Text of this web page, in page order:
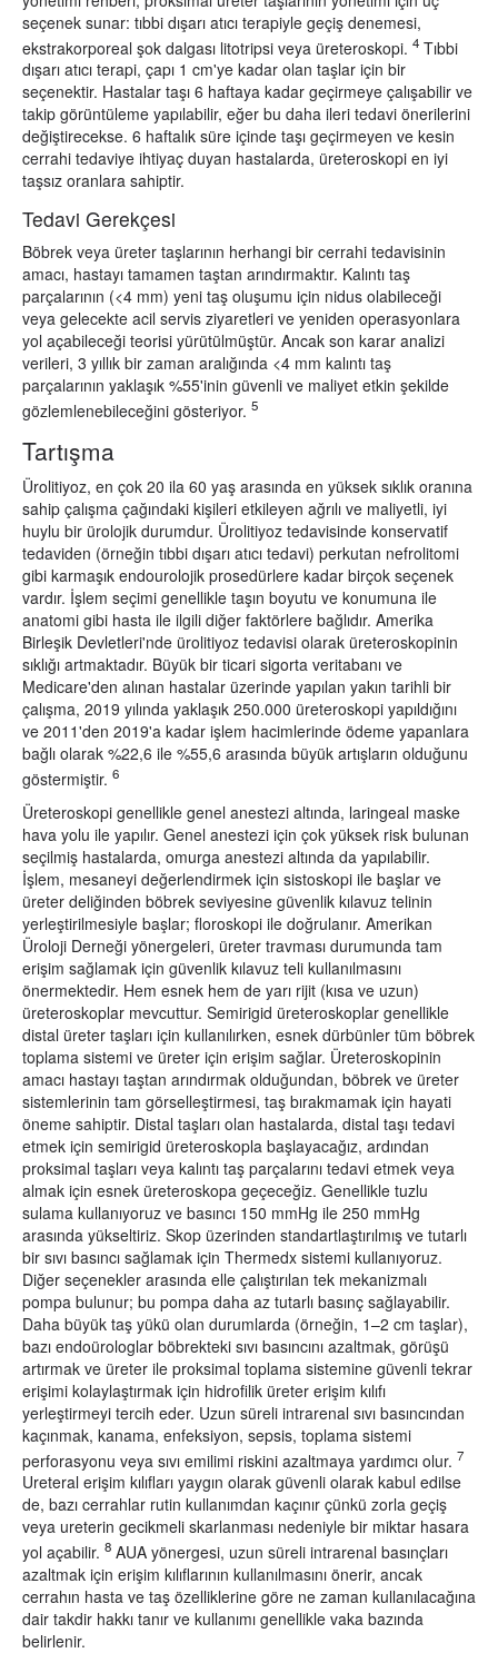
seçenek sunar: tıbbi dışarı atıcı terapiyle geçiş denemesi,
ekstrakorporeal şok dalgası litotripsi veya üreteroskopi. 4 Tıbbi
dışarı atıcı terapi, çapı 1 cm'ye kadar olan taşlar için bir
seçenektir. Hastalar taşı 6 haftaya kadar geçirmeye çalışabilir ve
takip görüntüleme yapılabilir, eğer bu daha ileri tedavi önerilerini
değiştirecekse. 6 haftalık süre içinde taşı geçirmeyen ve kesin
cerrahi tedaviye ihtiyaç duyan hastalarda, üreteroskopi en iyi
taşsız oranlara sahiptir.
Tedavi Gerekçesi
Böbrek veya üreter taşlarının herhangi bir cerrahi tedavisinin
amacı, hastayı tamamen taştan arındırmaktır. Kalıntı taş
parçalarının (<4 mm) yeni taş oluşumu için nidus olabileceği
veya gelecekte acil servis ziyaretleri ve yeniden operasyonlara
yol açabileceği teorisi yürütülmüştür. Ancak son karar analizi
verileri, 3 yıllık bir zaman aralığında <4 mm kalıntı taş
parçalarının yaklaşık %55'inin güvenli ve maliyet etkin şekilde
gözlemlenebileceğini gösteriyor. 5
Tartışma
Ürolitiyoz, en çok 20 ila 60 yaş arasında en yüksek sıklık oranına
sahip çalışma çağındaki kişileri etkileyen ağrılı ve maliyetli, iyi
huylu bir ürolojik durumdur. Ürolitiyoz tedavisinde konservatif
tedaviden (örneğin tıbbi dışarı atıcı tedavi) perkutan nefrolitomi
gibi karmaşık endourolojik prosedürlere kadar birçok seçenek
vardır. İşlem seçimi genellikle taşın boyutu ve konumuna ile
anatomi gibi hasta ile ilgili diğer faktörlere bağlıdır. Amerika
Birleşik Devletleri'nde ürolitiyoz tedavisi olarak üreteroskopinin
sıklığı artmaktadır. Büyük bir ticari sigorta veritabanı ve
Medicare'den alınan hastalar üzerinde yapılan yakın tarihli bir
çalışma, 2019 yılında yaklaşık 250.000 üreteroskopi yapıldığını
ve 2011'den 2019'a kadar işlem hacimlerinde ödeme yapanlara
bağlı olarak %22,6 ile %55,6 arasında büyük artışların olduğunu
göstermiştir. 6
Üreteroskopi genellikle genel anestezi altında, laringeal maske
hava yolu ile yapılır. Genel anestezi için çok yüksek risk bulunan
seçilmiş hastalarda, omurga anestezi altında da yapılabilir.
İşlem, mesaneyi değerlendirmek için sistoskopi ile başlar ve
üreter deliğinden böbrek seviyesine güvenlik kılavuz telinin
yerleştirilmesiyle başlar; floroskopi ile doğrulanır. Amerikan
Üroloji Derneği yönergeleri, üreter travması durumunda tam
erişim sağlamak için güvenlik kılavuz teli kullanılmasını
önermektedir. Hem esnek hem de yarı rijit (kısa ve uzun)
üreteroskoplar mevcuttur. Semirigid üreteroskoplar genellikle
distal üreter taşları için kullanılırken, esnek dürbünler tüm böbrek
toplama sistemi ve üreter için erişim sağlar. Üreteroskopinin
amacı hastayı taştan arındırmak olduğundan, böbrek ve üreter
sistemlerinin tam görselleştirmesi, taş bırakmamak için hayati
öneme sahiptir. Distal taşları olan hastalarda, distal taşı tedavi
etmek için semirigid üreteroskopla başlayacağız, ardından
proksimal taşları veya kalıntı taş parçalarını tedavi etmek veya
almak için esnek üreteroskopa geçeceğiz. Genellikle tuzlu
sulama kullanıyoruz ve basıncı 150 mmHg ile 250 mmHg
arasında yükseltiriz. Skop üzerinden standartlaştırılmış ve tutarlı
bir sıvı basıncı sağlamak için Thermedx sistemi kullanıyoruz.
Diğer seçenekler arasında elle çalıştırılan tek mekanizmalı
pompa bulunur; bu pompa daha az tutarlı basınç sağlayabilir.
Daha büyük taş yükü olan durumlarda (örneğin, 1–2 cm taşlar),
bazı endoürologlar böbrekteki sıvı basıncını azaltmak, görüşü
artırmak ve üreter ile proksimal toplama sistemine güvenli tekrar
erişimi kolaylaştırmak için hidrofilik üreter erişim kılıfı
yerleştirmeyi tercih eder. Uzun süreli intrarenal sıvı basıncından
kaçınmak, kanama, enfeksiyon, sepsis, toplama sistemi
perforasyonu veya sıvı emilimi riskini azaltmaya yardımcı olur. 7
Ureteral erişim kılıfları yaygın olarak güvenli olarak kabul edilse
de, bazı cerrahlar rutin kullanımdan kaçınır çünkü zorla geçiş
veya ureterin gecikmeli skarlanması nedeniyle bir miktar hasara
yol açabilir. 8 AUA yönergesi, uzun süreli intrarenal basınçları
azaltmak için erişim kılıflarının kullanılmasını önerir, ancak
cerrahın hasta ve taş özelliklerine göre ne zaman kullanılacağına
dair takdir hakkı tanır ve kullanımı genellikle vaka bazında
belirlenir.